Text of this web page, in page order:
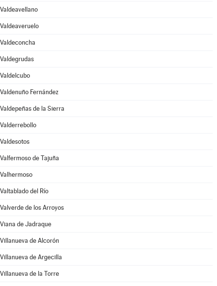
Valdeavellano
Valdeaveruelo
Valdeconcha
Valdegrudas
Valdelcubo
Valdenuño Fernández
Valdepeñas de la Sierra
Valderrebollo
Valdesotos
Valfermoso de Tajuña
Valhermoso
Valtablado del Río
Valverde de los Arroyos
Viana de Jadraque
Villanueva de Alcorón
Villanueva de Argecilla
Villanueva de la Torre